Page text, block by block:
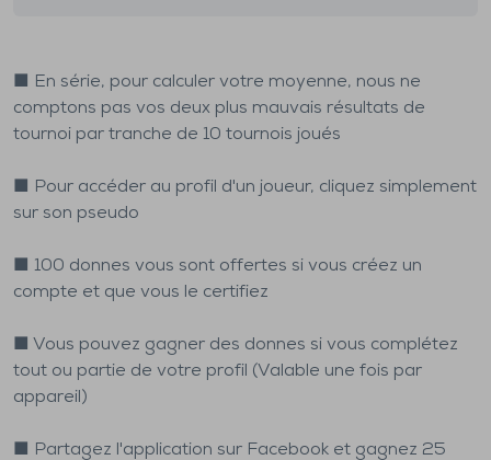
■ En série, pour calculer votre moyenne, nous ne
comptons pas vos deux plus mauvais résultats de
tournoi par tranche de 10 tournois joués
■ Pour accéder au profil d'un joueur, cliquez simplement
sur son pseudo
■ 100 donnes vous sont offertes si vous créez un
compte et que vous le certifiez
■ Vous pouvez gagner des donnes si vous complétez
tout ou partie de votre profil (Valable une fois par
appareil)
■ Partagez l'application sur Facebook et gagnez 25